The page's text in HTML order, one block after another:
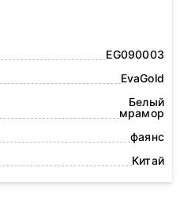
EG090003
EvaGold
Белый
мрамор
фаянс
Китай